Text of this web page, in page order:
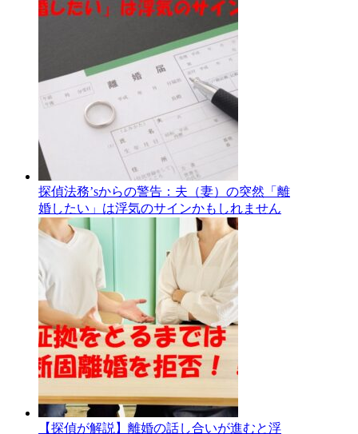
探偵法務’sからの警告：夫（妻）の突然「離
婚したい」は浮気のサインかもしれません
【探偵が解説】離婚の話し合いが進むと浮